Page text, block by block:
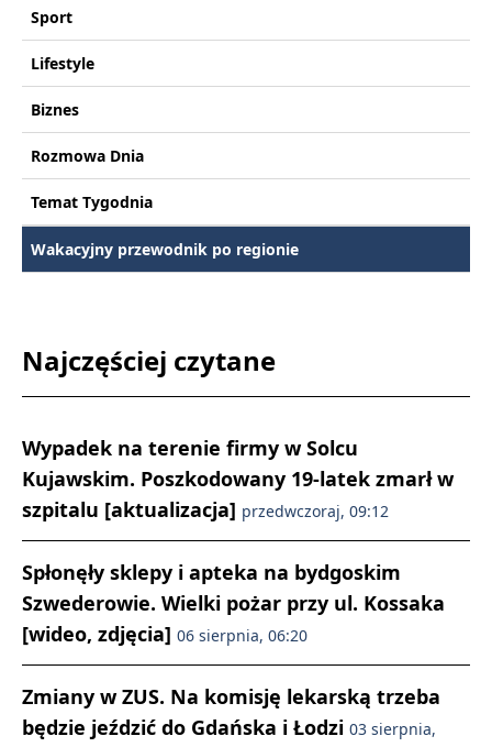
Sport
Lifestyle
Biznes
Rozmowa Dnia
Temat Tygodnia
Wakacyjny przewodnik po regionie
Najczęściej czytane
Wypadek na terenie firmy w Solcu
Kujawskim. Poszkodowany 19-latek zmarł w
szpitalu [aktualizacja] przedwczoraj, 09:12
Spłonęły sklepy i apteka na bydgoskim
Szwederowie. Wielki pożar przy ul. Kossaka
[wideo, zdjęcia] 06 sierpnia, 06:20
Zmiany w ZUS. Na komisję lekarską trzeba
będzie jeździć do Gdańska i Łodzi 03 sierpnia,